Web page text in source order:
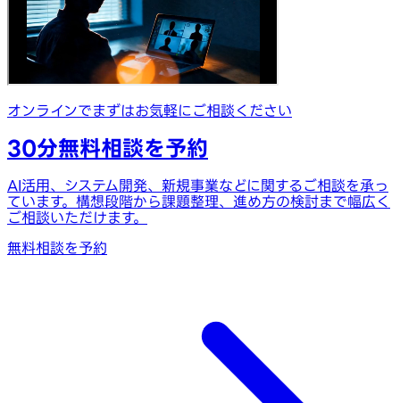
オンラインでまずはお気軽にご相談ください
30分無料相談を予約
AI活用、システム開発、新規事業などに関するご相談を承っ
ています。構想段階から課題整理、進め方の検討まで幅広く
ご相談いただけます。
無料相談を予約